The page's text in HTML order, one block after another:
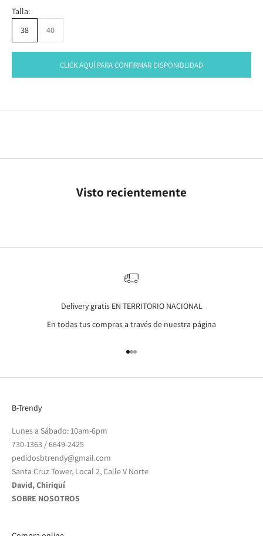
Talla:
38
40
CLICK AQUÍ PARA CONFIRMAR DISPONIBLIDAD
Visto recientemente
Delivery gratis EN TERRITORIO NACIONAL
En todas tus compras a través de nuestra página
Go to item 1
Go to item 2
Go to item 3
B-Trendy
Lunes a Sábado: 10am-6pm
730-1363 /6649-2425
pedidosbtrendy@gmail.com
Santa Cruz Tower, Local 2, Calle V Norte
David, Chiriquí
SOBRE NOSOTROS